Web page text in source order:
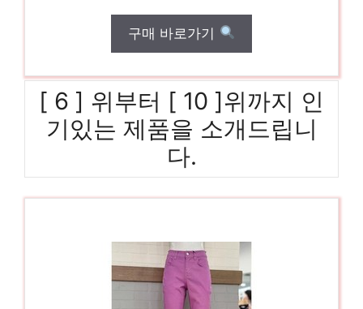
구매 바로가기
[ 6 ] 위부터 [ 10 ]위까지 인
기있는 제품을 소개드립니
다.